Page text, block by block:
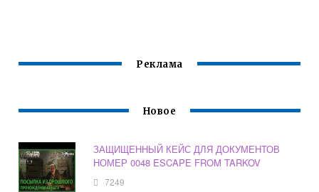
Реклама
Новое
ЗАЩИЩЕННЫЙ КЕЙС ДЛЯ ДОКУМЕНТОВ
НОМЕР 0048 ESCAPE FROM TARKOV
7249